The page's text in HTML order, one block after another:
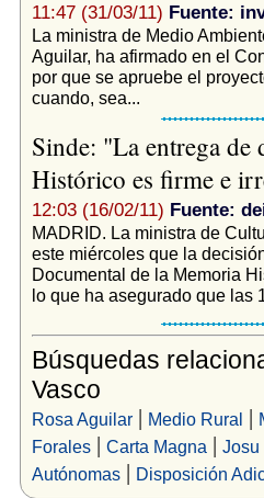
11:47 (31/03/11) Fuente:
La ministra de Medio
Aguilar, ha afirmado en el
por que se apruebe el
cuando, sea...
Sinde: "La entrega
Histórico es firme e
12:03 (16/02/11) Fuente:
MADRID. La ministra de
este miércoles que la
Documental de la Memoria
lo que ha asegurado que las
Búsquedas
Vasco
Rosa Aguilar| Medio Rural |
Forales| Carta Magna | Josu
Autónomas| Disposición